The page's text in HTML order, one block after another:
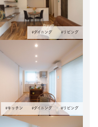
#ダイニング #リビング
#キッチン #ダイニング #リビング